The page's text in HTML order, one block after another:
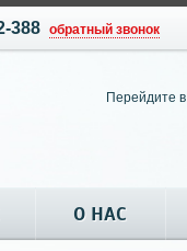
388 обратный звонок
Перейдите в
О НАС